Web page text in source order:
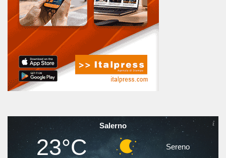
Salerno
23°C Sereno